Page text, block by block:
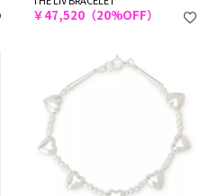
￥47,520（20%OFF）